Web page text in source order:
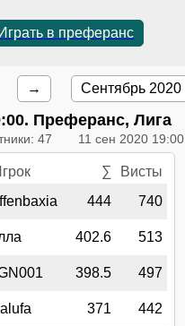
Играть в преферанс
→ Сентябрь 2020
. Преферанс, Лига
47 11 сен 2020 19:00
∑
Висты
444 740
402.6 513
398.5 497
371 442